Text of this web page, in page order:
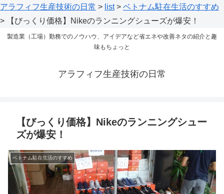
アラフィフ生産技術の日常 > list> ベトナム駐在生活のすすめ
>
【びっくり価格】Nikeのランニングシューズが爆安！
製造業（工場）勤務でのノウハウ、アイデアなど省エネや改善ネタの紹介と趣
味もちょっと
アラフィフ生産技術の日常
【びっくり価格】Nikeのランニングシュー
ズが爆安！
ベトナム駐在生活のすすめ